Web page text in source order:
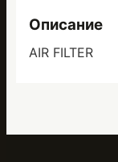
Описание
AIR FILTER